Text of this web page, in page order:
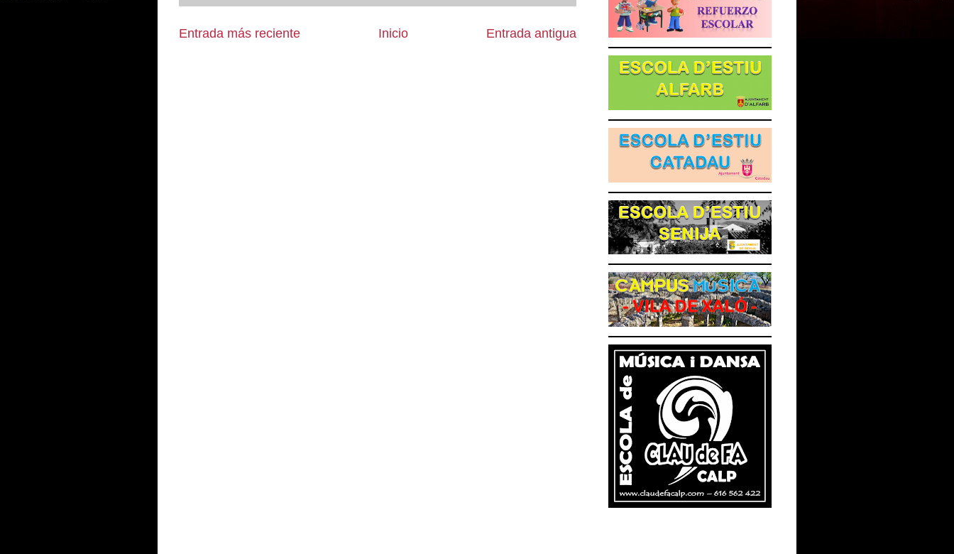
Entrada más reciente Entrada antigua
Inicio